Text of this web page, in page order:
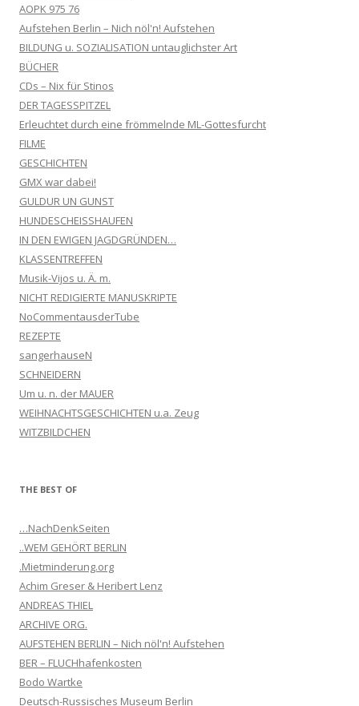
AOPK 975 76
Aufstehen Berlin – Nich nöl'n! Aufstehen
BILDUNG u. SOZIALISATION untauglichster Art
BÜCHER
CDs – Nix für Stinos
DER TAGESSPITZEL
Erleuchtet durch eine frömmelnde ML-Gottesfurcht
FILME
GESCHICHTEN
GMX war dabei!
GULDUR UN GUNST
HUNDESCHEISSHAUFEN
IN DEN EWIGEN JAGDGRÜNDEN…
KLASSENTREFFEN
Musik-Vijos u. Ä. m.
NICHT REDIGIERTE MANUSKRIPTE
NoCommentausderTube
REZEPTE
sangerhauseN
SCHNEIDERN
Um u. n. der MAUER
WEIHNACHTSGESCHICHTEN u.a. Zeug
WITZBILDCHEN
THE BEST OF
…NachDenkSeiten
..WEM GEHÖRT BERLIN
.Mietminderung.org
Achim Greser & Heribert Lenz
ANDREAS THIEL
ARCHIVE ORG.
AUFSTEHEN BERLIN – Nich nöl'n! Aufstehen
BER – FLUCHhafenkosten
Bodo Wartke
Deutsch-Russisches Museum Berlin